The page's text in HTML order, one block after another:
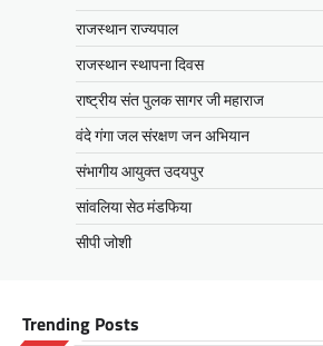
राजस्थान राज्यपाल
राजस्थान स्थापना दिवस
राष्ट्रीय संत पुलक सागर जी महाराज
वंदे गंगा जल संरक्षण जन अभियान
संभागीय आयुक्त उदयपुर
सांवलिया सेठ मंडफिया
सीपी जोशी
Trending Posts
प्राधिकरण में आयोजित शहरी…
Share
सीपी जोशी
ग्राम रथ अभियान
सीपी जोशी ने सुनी